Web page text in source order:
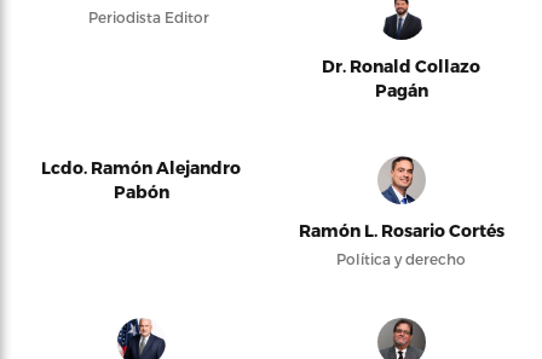
Periodista Editor
Dr. Ronald Collazo
Pagán
Lcdo. Ramón Alejandro
Pabón
Ramón L. Rosario Cortés
Política y derecho